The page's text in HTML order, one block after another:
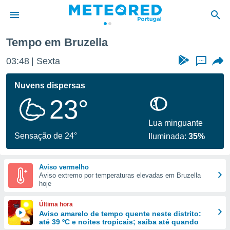
da
foi
fornecidas
a este
das
e
forma
digital
Tempo em Bruzella
03:48 Sexta ...
Nuvens dispersas
23°
Sensação de 24°
Lua minguante
Iluminada:35%
Aviso vermelho
Aviso extremo por temperaturas elevadas em Bruzella
hoje
Última hora
Aviso amarelo de tempo quente neste distrito:
até 39 ºC e noites tropicais; saiba até quando